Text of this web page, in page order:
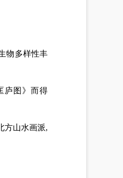
物多样性丰
庐图》而得
方山水画派,